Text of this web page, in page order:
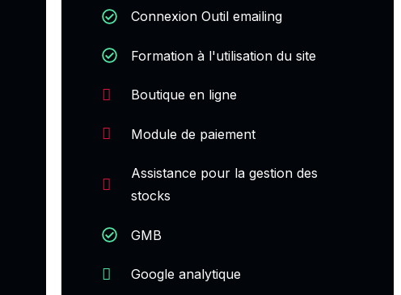
Connexion Outil emailing
Formation à l'utilisation du site
Boutique en ligne
Module de paiement
Assistance pour la gestion des
stocks
GMB
Google analytique